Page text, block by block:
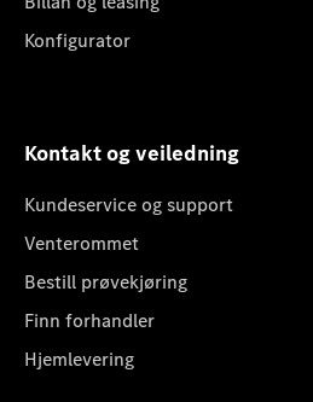
Konfigurator
Kontakt og veiledning
Kundeservice og support
Venterommet
Bestill prøvekjøring
Finn forhandler
Hjemlevering